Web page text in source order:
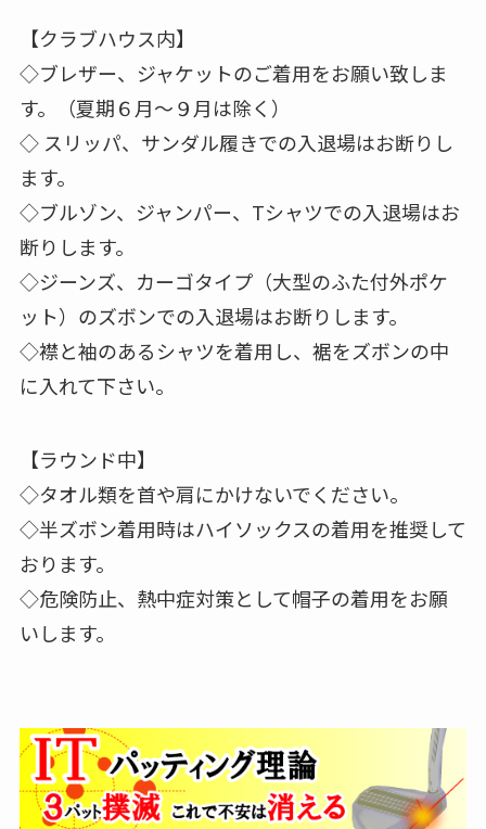
【クラブハウス内】
◇ブレザー、ジャケットのご着用をお願い致しま
す。（夏期６月～９月は除く）
◇ スリッパ、サンダル履きでの入退場はお断りし
ます。
◇ブルゾン、ジャンパー、Tシャツでの入退場はお
断りします。
◇ジーンズ、カーゴタイプ（大型のふた付外ポケ
ット）のズボンでの入退場はお断りします。
◇襟と袖のあるシャツを着用し、裾をズボンの中
に入れて下さい。
【ラウンド中】
◇タオル類を首や肩にかけないでください。
◇半ズボン着用時はハイソックスの着用を推奨して
おります。
◇危険防止、熱中症対策として帽子の着用をお願
いします。